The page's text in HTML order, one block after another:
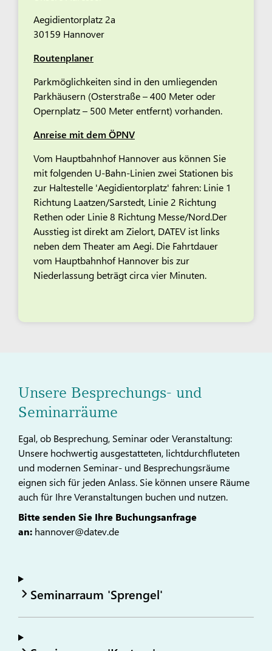
Aegidientorplatz 2a
30159 Hannover
Routenplaner
Parkmöglichkeiten sind in den umliegenden
Parkhäusern (Osterstraße – 400 Meter oder
Opernplatz – 500 Meter entfernt) vorhanden.
Anreise mit dem ÖPNV
Vom Hauptbahnhof Hannover aus können Sie
mit folgenden U-Bahn-Linien zwei Stationen bis
zur Haltestelle 'Aegidientorplatz' fahren: Linie 1
Richtung Laatzen/Sarstedt, Linie 2 Richtung
Rethen oder Linie 8 Richtung Messe/Nord.Der
Ausstieg ist direkt am Zielort, DATEV ist links
neben dem Theater am Aegi. Die Fahrtdauer
vom Hauptbahnhof Hannover bis zur
Niederlassung beträgt circa vier Minuten.
Unsere Besprechungs- und
Seminarräume
Egal, ob Besprechung, Seminar oder Veranstaltung:
Unsere hochwertig ausgestatteten, lichtdurchfluteten
und modernen Seminar- und Besprechungsräume
eignen sich für jeden Anlass. Sie können unsere Räume
auch für Ihre Veranstaltungen buchen und nutzen.
Bitte senden Sie Ihre Buchungsanfrage
an: hannover@datev.de
Seminarraum 'Sprengel'